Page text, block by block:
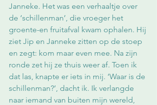
Janneke. Het was een verhaaltje over
de ‘schillenman’, die vroeger het
groente-en fruitafval kwam ophalen. Hij
ziet Jip en Janneke zitten op de stoep
en zegt: kom maar even mee. Na zijn
ronde zet hij ze thuis weer af. Toen ik
dat las, knapte er iets in mij. ‘Waar is de
schillenman?’, dacht ik. Ik verlangde
naar iemand van buiten mijn wereld,